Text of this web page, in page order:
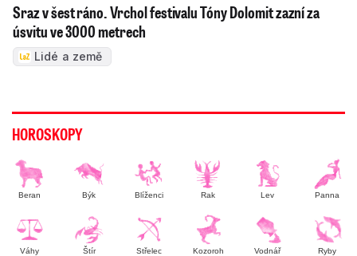
Sraz v šest ráno. Vrchol festivalu Tóny Dolomit zazní za
úsvitu ve 3000 metrech
Lidé a země
HOROSKOPY
Beran Býk Blíženci Rak Lev Panna
Váhy Štír Střelec Kozoroh Vodnář Ryby